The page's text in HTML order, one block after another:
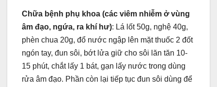
Chữa bệnh phụ khoa (các viêm nhiễm ở vùng
âm đạo, ngứa, ra khí hư): Lá lốt 50g, nghệ 40g,
phèn chua 20g, đổ nước ngập lên mặt thuốc 2 đốt
ngón tay, đun sôi, bớt lửa giữ cho sôi lăn tăn 10-
15 phút, chắt lấy 1 bát, gạn lấy nước trong dùng
rửa âm đạo. Phần còn lại tiếp tục đun sôi dùng để